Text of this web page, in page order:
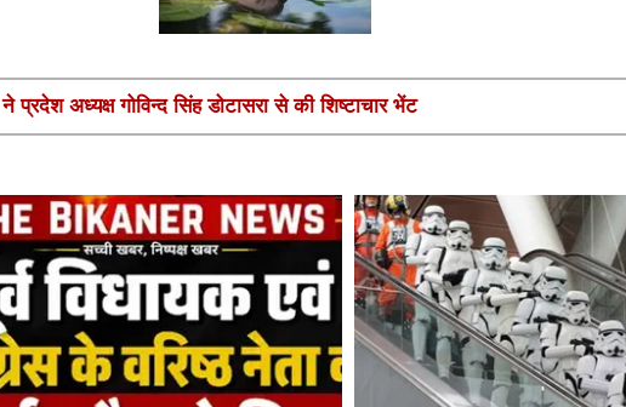
अध्यक्ष गोविन्द सिंह डोटासरा से की शिष्टाचार भेंट